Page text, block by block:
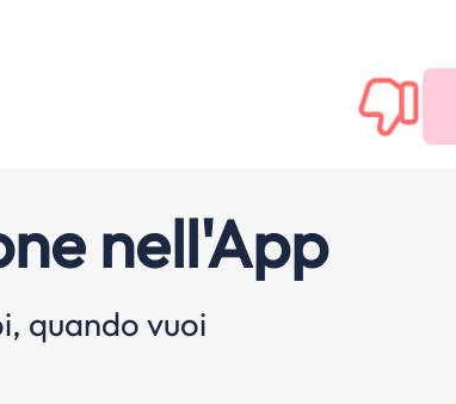
nell'App
quando vuoi